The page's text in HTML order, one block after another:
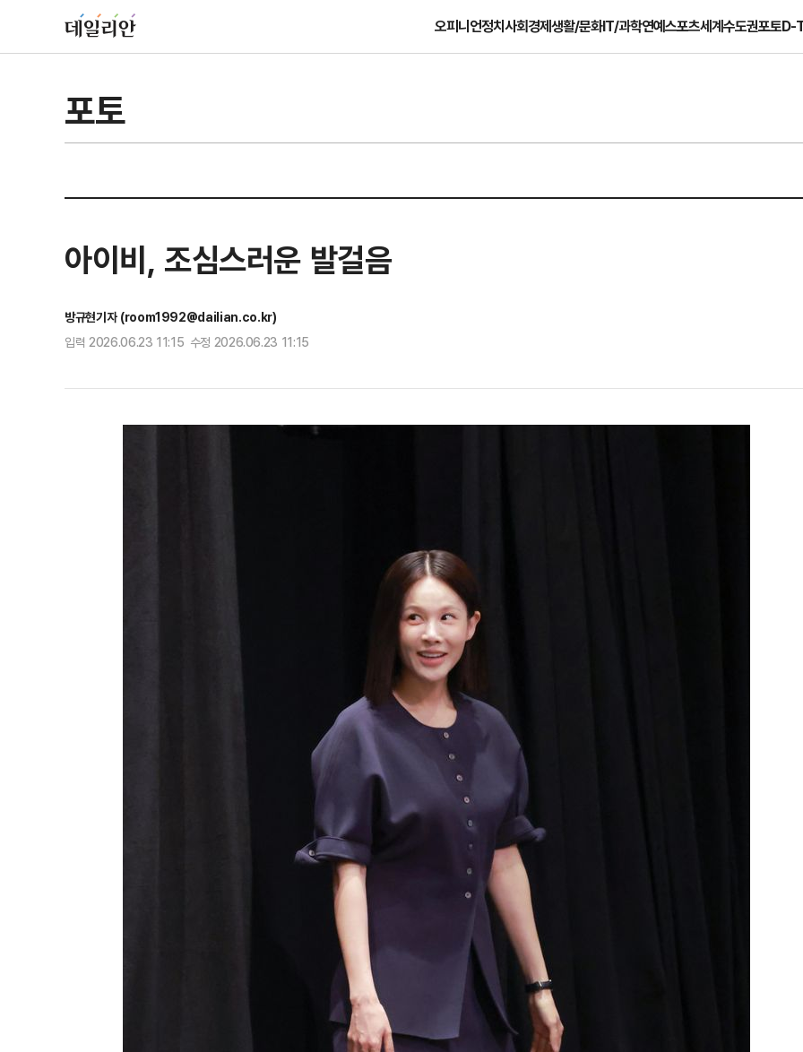
오피니언정치사회경제생활/문화IT/과학연예스포츠세계수도권포토D-
포토
아이비, 조심스러운 발걸음
방규현기자 (room1992@dailian.co.kr)
입력 2026.06.23 11:15 수정 2026.06.23 11:15